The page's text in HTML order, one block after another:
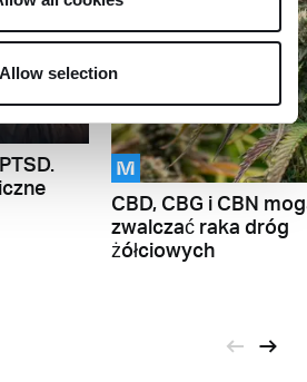
Allow selection
M
CBD, CBG i CBN
zwalczać raka dróg
żółciowych